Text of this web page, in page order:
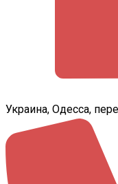
Украина, Одесса,